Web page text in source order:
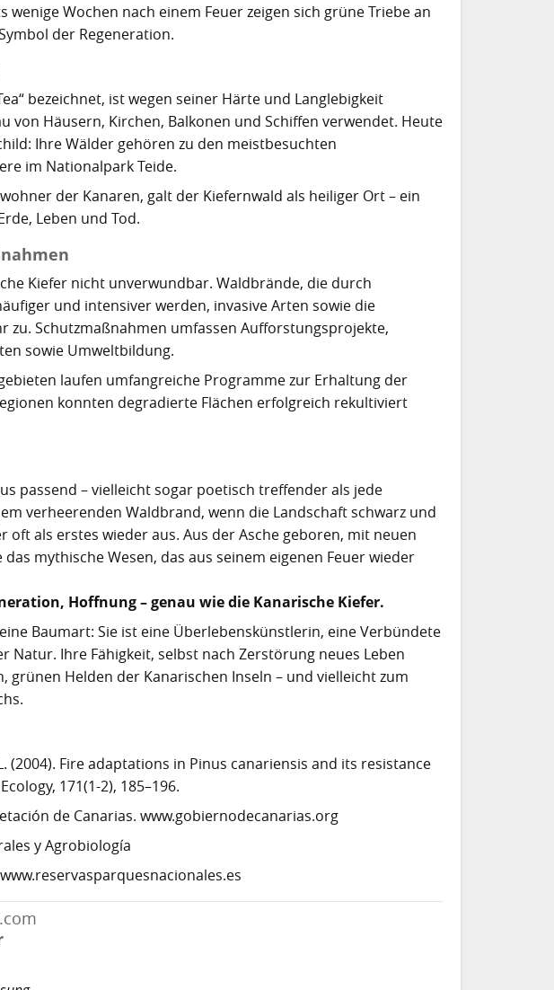
Wochen nach einem Feuer zeigen sich grüne Triebe an
der Regeneration.
bezeichnet, ist wegen seiner Härte und Langlebigkeit
von Häusern, Kirchen, Balkonen und Schiffen verwendet. Heute
Ihre Wälder gehören zu den meistbesuchten
im Nationalpark Teide.
der Kanaren, galt der Kiefernwald als heiliger Ort – ein
Leben und Tod.
Kiefer nicht unverwundbar. Waldbrände, die durch
und intensiver werden, invasive Arten sowie die
zu. Schutzmaßnahmen umfassen Aufforstungsprojekte,
sowie Umweltbildung.
laufen umfangreiche Programme zur Erhaltung der
konnten degradierte Flächen erfolgreich rekultiviert
passend – vielleicht sogar poetisch treffender als jede
verheerenden Waldbrand, wenn die Landschaft schwarz und
als erstes wieder aus. Aus der Asche geboren, mit neuen
mythische Wesen, das aus seinem eigenen Feuer wieder
Hoffnung – genau wie die Kanarische Kiefer.
Baumart: Sie ist eine Überlebenskünstlerin, eine Verbündete
Natur. Ihre Fähigkeit, selbst nach Zerstörung neues Leben
grünen Helden der Kanarischen Inseln – und vielleicht zum
(2004). Fire adaptations in Pinus canariensis and its resistance
171(1-2), 185–196.
de Canarias. www.gobiernodecanarias.org
y Agrobiología